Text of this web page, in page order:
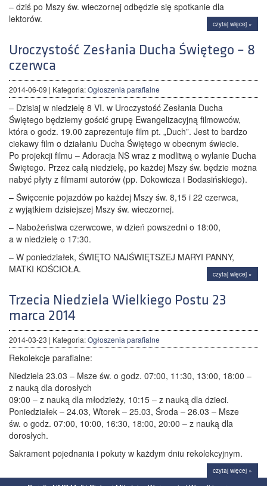
– dziś po Mszy św. wieczornej odbędzie się spotkanie dla
lektorów.
czytaj więcej »
Uroczystość Zesłania Ducha Świętego – 8
czerwca
2014-06-09 | Kategoria:Ogłoszenia parafialne
– Dzisiaj w niedzielę 8 VI. w Uroczystość Zesłania Ducha
Świętego będziemy gościć grupę Ewangelizacyjną filmowców,
która o godz. 19.00 zaprezentuje film pt. „Duch”. Jest to bardzo
ciekawy film o działaniu Ducha Świętego w obecnym świecie.
Po projekcji filmu – Adoracja NS wraz z modlitwą o wylanie Ducha
Świętego. Przez całą niedzielę, po każdej Mszy św. będzie można
nabyć płyty z filmami autorów (pp. Dokowicza i Bodasińskiego).
– Święcenie pojazdów po każdej Mszy św. 8,15 i 22 czerwca,
z wyjątkiem dzisiejszej Mszy św. wieczornej.
– Nabożeństwa czerwcowe, w dzień powszedni o 18:00,
a w niedzielę o 17:30.
– W poniedziałek, ŚWIĘTO NAJŚWIĘTSZEJ MARYI PANNY,
MATKI KOŚCIOŁA.
czytaj więcej »
Trzecia Niedziela Wielkiego Postu 23
marca 2014
2014-03-23 | Kategoria:Ogłoszenia parafialne
Rekolekcje parafialne:
Niedziela 23.03 – Msze św. o godz. 07:00, 11:30, 13:00, 18:00 –
z nauką dla dorosłych
09:00 – z nauką dla młodzieży, 10:15 – z nauką dla dzieci.
Poniedziałek – 24.03, Wtorek – 25.03, Środa – 26.03 – Msze
św. o godz. 07:00, 10:00, 16:30, 18:00, 20:00 – z nauką dla
dorosłych.
Sakrament pojednania i pokuty w każdym dniu rekolekcyjnym.
czytaj więcej »